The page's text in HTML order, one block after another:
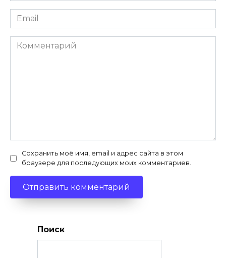
Email
*
Комментарий
Сохранить моё имя, email и адрес сайта в этом
браузере для последующих моих комментариев.
Поиск